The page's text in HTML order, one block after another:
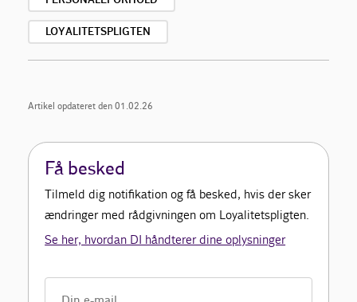
LOYALITETSPLIGTEN
Artikel opdateret den 01.02.26
Få besked
Tilmeld dig notifikation og få besked, hvis der sker
ændringer med rådgivningen om Loyalitetspligten.
Se her, hvordan DI håndterer dine oplysninger